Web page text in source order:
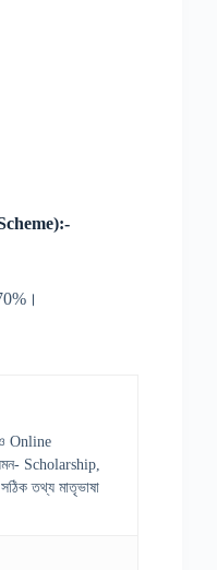
Online
Scholarship,
তথ্য মাতৃভাষা